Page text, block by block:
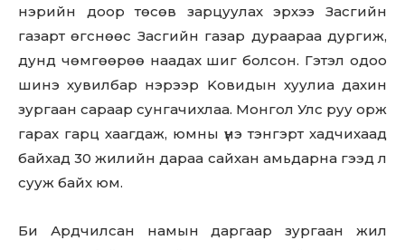
нэрийн доор төсөв зарцуулах эрхээ Засгийн
газарт өгснөөс Засгийн газар дураараа дургиж,
дунд чөмгөөрөө наадах шиг болсон. Гэтэл одоо
шинэ хувилбар нэрээр Koвидын хуулиа дахин
зургаан сараар сунгачихлаа. Монгол Улс руу орж
гарах гарц хаагдаж, юмны үнэ тэнгэрт хадчихаад
байхад 30 жилийн дараа сайхан амьдарна гээд л
сууж байх юм.
Би Ардчилсан намын даргаар зургаан жил